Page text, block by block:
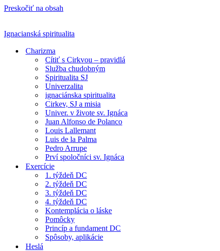
Preskočiť na obsah
Ignacianská spiritualita
Charizma
Cítiť s Cirkvou – pravidlá
Služba chudobným
Spiritualita SJ
Univerzalita
ignaciánska spiritualita
Cirkev, SJ a misia
Univer. v živote sv. Ignáca
Juan Alfonso de Polanco
Louis Lallemant
Luis de la Palma
Pedro Arrupe
Prví spoločníci sv. Ignáca
Exercície
1. týždeň DC
2. týždeň DC
3. týždeň DC
4. týždeň DC
Kontemplácia o láske
Pomôcky
Princíp a fundament DC
Spôsoby, aplikácie
Heslá